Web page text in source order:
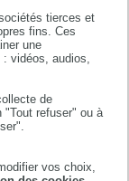
tierces et
fins. Ces
une
vidéos, audios,
de
"Tout refuser" ou à
vos choix,